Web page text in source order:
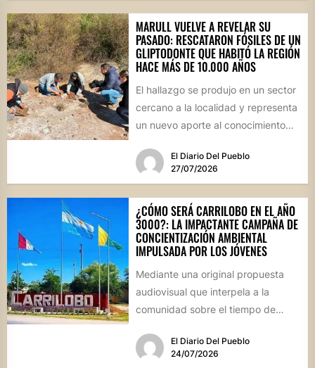
MARULL VUELVE A REVELAR SU
PASADO: RESCATARON FÓSILES DE UN
GLIPTODONTE QUE HABITÓ LA REGIÓN
HACE MÁS DE 10.000 AÑOS
El hallazgo se produjo en un sector
cercano a la localidad y representa
un nuevo aporte al conocimiento
El Diario Del Pueblo
27/07/2026
¿CÓMO SERÁ CARRILOBO EN EL AÑO
3000?: LA IMPACTANTE CAMPAÑA DE
CONCIENTIZACIÓN AMBIENTAL
IMPULSADA POR LOS JÓVENES
Mediante una original propuesta
audiovisual que interpela a la
comunidad sobre el tiempo de
Consejo...El Diario Del Pueblo
24/07/2026